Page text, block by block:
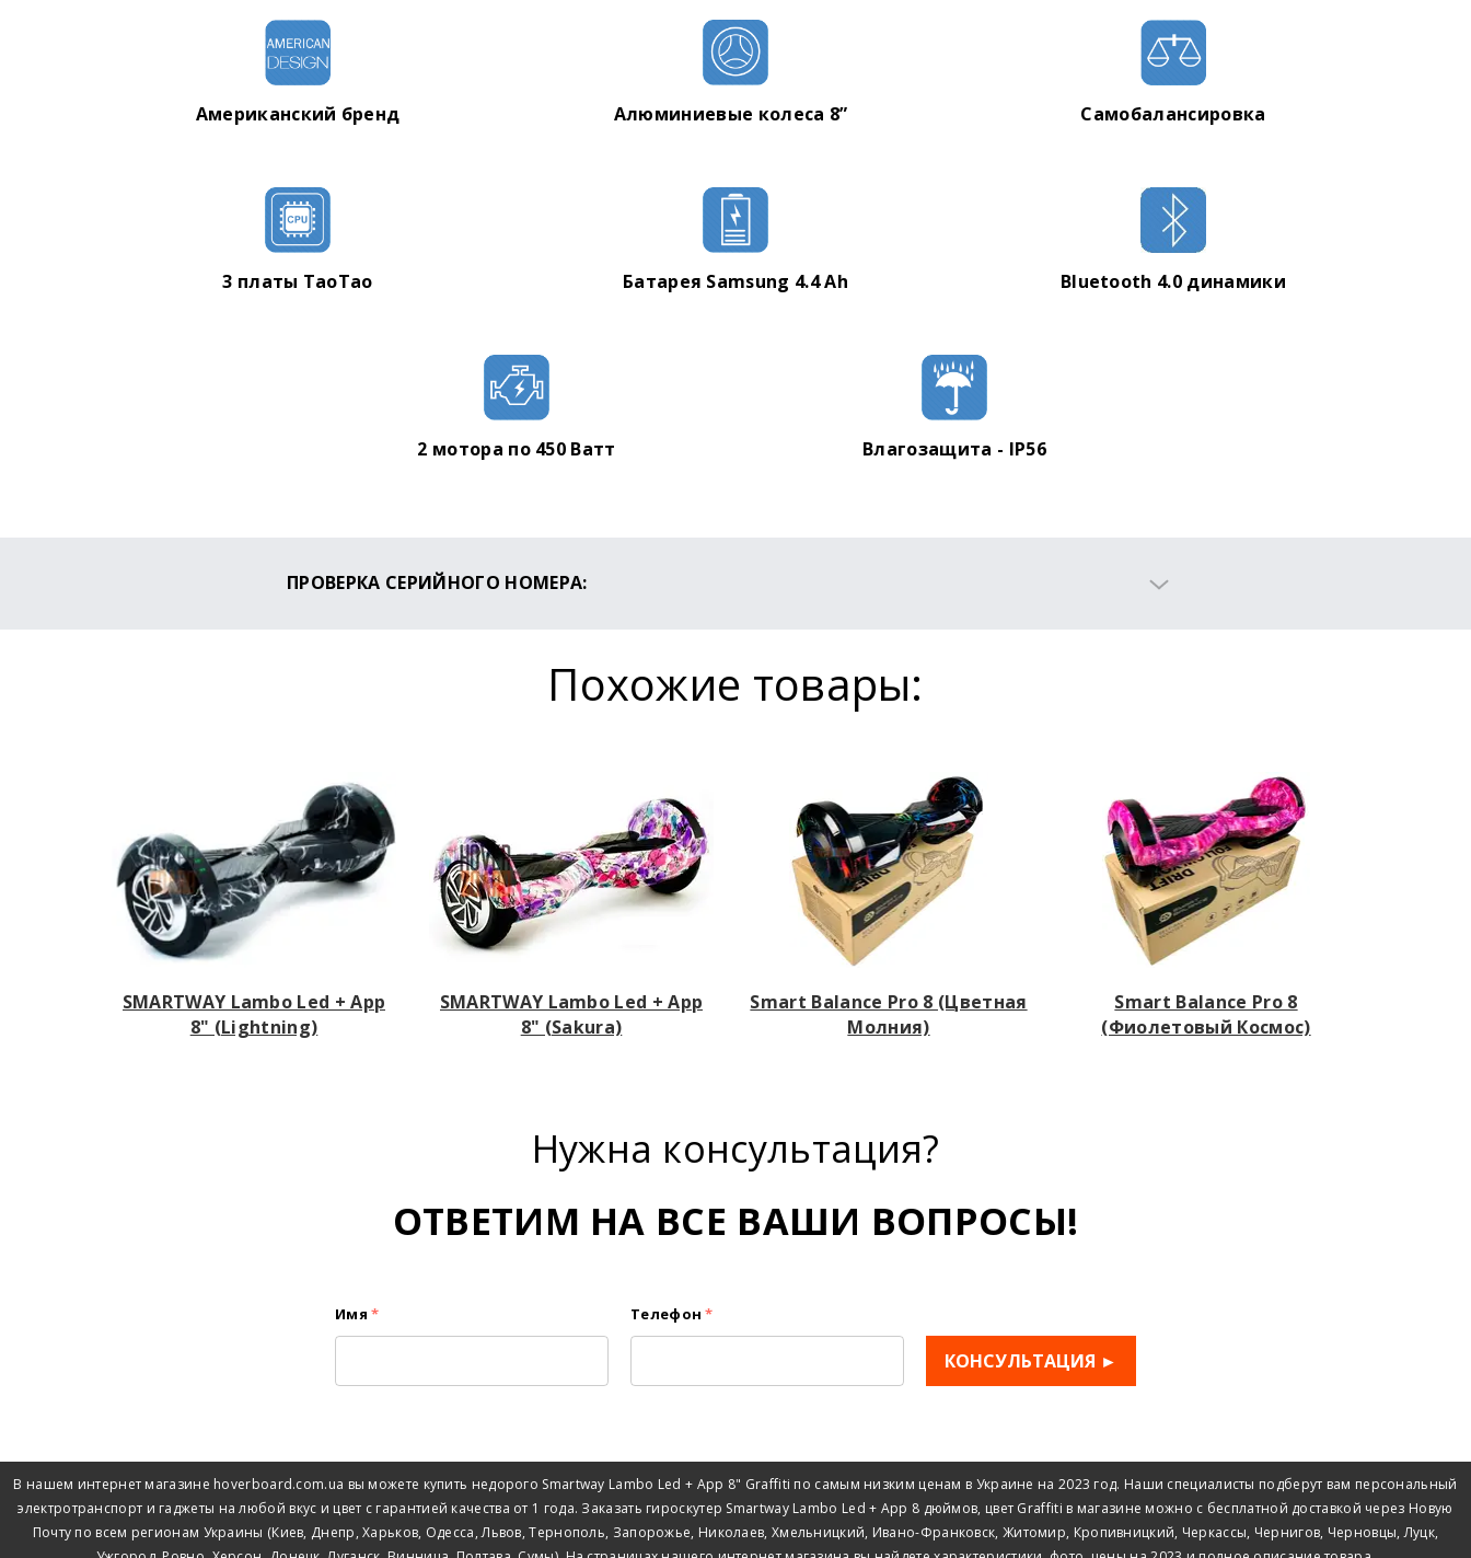
Время зарядки: 1-2 часа
Максимальный угол подъема: 30 градусов
Максимальная нагрузка: 130 кг
Вес гироборда: 9.5 кг
Американский бренд Алюминиевые колеса 8” Самобалансировка
3 платы TaoTao Батарея Samsung 4.4 Ah Bluetooth 4.0 динамики
2 мотора по 450 Ватт Влагозащита - IP56
ПРОВЕРКА СЕРИЙНОГО НОМЕРА:
Похожие товары:
SMARTWAY Lambo Led + App
8" (Lightning)
SMARTWAY Lambo Led + App
8" (Sakura)
Smart Balance Pro 8 (Цветная
Молния)
Smart Balance Pro 8
(Фиолетовый Космос)
Нужна консультация?
ОТВЕТИМ НА ВСЕ ВАШИ ВОПРОСЫ!
Имя * Телефон *
КОНСУЛЬТАЦИЯ ►
В нашем интернет магазине hoverboard.com.ua вы можете купить недорого Smartway Lambo Led + App 8" Graffiti по самым низким ценам в Украине на 2023 год. Наши специалисты подберут вам персональный
электротранспорт и гаджеты на любой вкус и цвет с гарантией качества от 1 года. Заказать гироскутер Smartway Lambo Led + App 8 дюймов, цвет Graffiti в магазине можно с бесплатной доставкой через Новую
Почту по всем регионам Украины (Киев, Днепр, Харьков, Одесса, Львов, Тернополь, Запорожье, Николаев, Хмельницкий, Ивано-Франковск, Житомир, Кропивницкий, Черкассы, Чернигов, Черновцы, Луцк,